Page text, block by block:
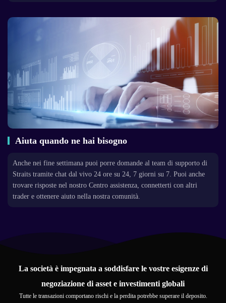
Aiuta quando ne hai bisogno
Anche nei fine settimana puoi porre domande al team di supporto di
Straits tramite chat dal vivo 24 ore su 24, 7 giorni su 7. Puoi anche
trovare risposte nel nostro Centro assistenza, connetterti con altri
trader e ottenere aiuto nella nostra comunità.
La società è impegnata a soddisfare le vostre esigenze di
negoziazione di asset e investimenti globali
Tutte le transazioni comportano rischi e la perdita potrebbe superare il deposito.